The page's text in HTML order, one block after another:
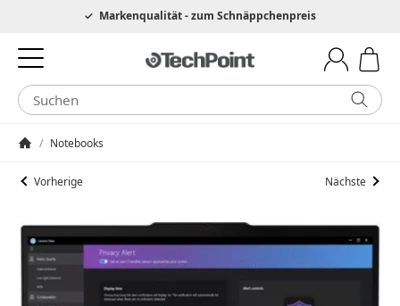
Hotline 0049 6205 3079975Markenqualität - zum Schnäppchenpreis
/ Notebooks
Vorherige Nächste